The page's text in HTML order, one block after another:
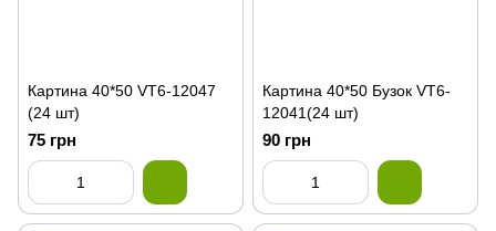
Картина 40*50 VT6-12047
(24 шт)
75 грн
Картина 40*50 Бузок VT6-
12041(24 шт)
90 грн